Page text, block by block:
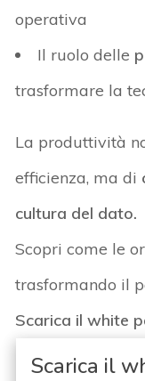
operativa
Il ruolo delle
trasformare la
La produttività
efficienza, ma di
cultura del dato.
Scopri come le
trasformando il
Scarica il white
Scarica il